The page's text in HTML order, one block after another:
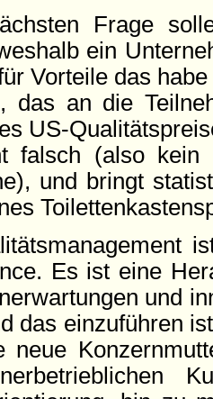
Frage
ein
Vorteile das
das an die
US-
falsch (also kein
und bringt
Es ist eine
und
das einzuführen
neue